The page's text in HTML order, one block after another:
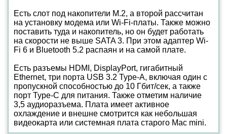
Есть слот под накопители M.2, а второй рассчитан
на установку модема или Wi-Fi-платы. Также можно
поставить туда и накопитель, но он будет работать
на скорости не выше SATA 3. При этом адаптер Wi-
Fi 6 и Bluetooth 5.2 распаян и на самой плате.
Есть разъемы HDMI, DisplayPort, гигабитный
Ethernet, три порта USB 3.2 Type-A, включая один с
пропускной способностью до 10 Гбит/сек, а также
порт Type-C для питания. Также отметим наличие
3,5 аудиоразъема. Плата имеет активное
охлаждение и внешне смотрится как небольшая
видеокарта или системная плата старого Mac mini.